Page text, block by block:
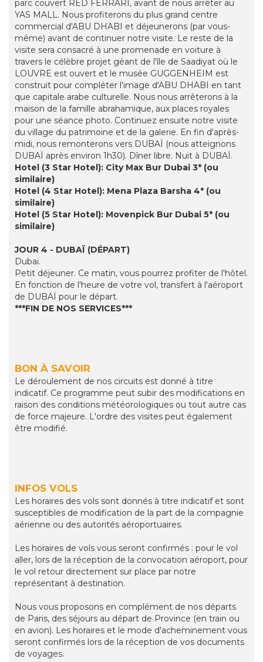
parc couvert RED FERRARI, avant de nous arrêter au
YAS MALL. Nous profiterons du plus grand centre
commercial d'ABU DHABI et déjeunerons (par vous-
même) avant de continuer notre visite. Le reste de la
visite sera consacré à une promenade en voiture à
travers le célèbre projet géant de l'île de Saadiyat où le
LOUVRE est ouvert et le musée GUGGENHEIM est
construit pour compléter l'image d'ABU DHABI en tant
que capitale arabe culturelle. Nous nous arrêterons à la
maison de la famille abrahamique, aux places royales
pour une séance photo. Continuez ensuite notre visite
du village du patrimoine et de la galerie. En fin d'après-
midi, nous remonterons vers DUBAÏ (nous atteignons
DUBAÏ après environ 1h30). Dîner libre. Nuit à DUBAÏ.
Hotel (3 Star Hotel): City Max Bur Dubai 3* (ou
similaire)
Hotel (4 Star Hotel): Mena Plaza Barsha 4* (ou
similaire)
Hotel (5 Star Hotel): Movenpick Bur Dubai 5* (ou
similaire)
JOUR 4 - DUBAÏ (DÉPART)
Dubai.
Petit déjeuner. Ce matin, vous pourrez profiter de l'hôtel.
En fonction de l'heure de votre vol, transfert à l'aéroport
de DUBAÏ pour le départ.
***FIN DE NOS SERVICES***
BON À SAVOIR
Le déroulement de nos circuits est donné à titre
indicatif. Ce programme peut subir des modifications en
raison des conditions météorologiques ou tout autre cas
de force majeure. L'ordre des visites peut également
être modifié.
INFOS VOLS
Les horaires des vols sont donnés à titre indicatif et sont
susceptibles de modification de la part de la compagnie
aérienne ou des autorités aéroportuaires.
Les horaires de vols vous seront confirmés : pour le vol
aller, lors de la réception de la convocation aéroport, pour
le vol retour directement sur place par notre
représentant à destination.
Nous vous proposons en complément de nos départs
de Paris, des séjours au départ de Province (en train ou
en avion). Les horaires et le mode d'acheminement vous
seront confirmés lors de la réception de vos documents
de voyages.